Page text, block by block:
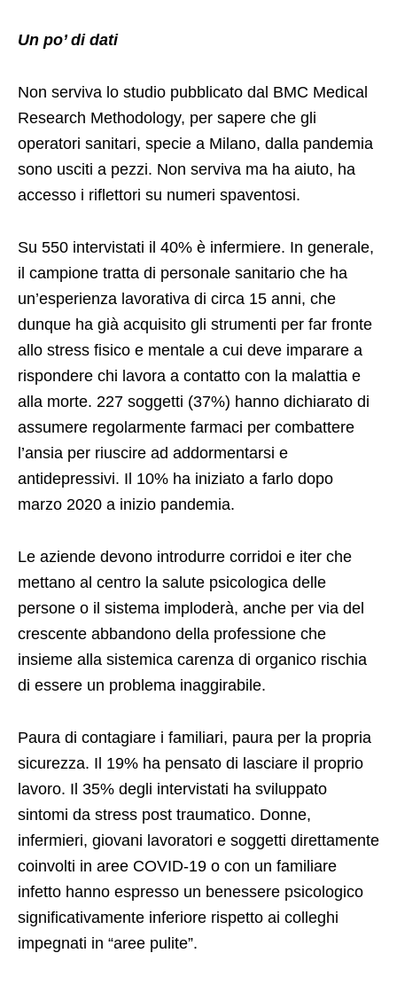
Un po’ di dati
Non serviva lo studio pubblicato dal BMC Medical
Research Methodology, per sapere che gli
operatori sanitari, specie a Milano, dalla pandemia
sono usciti a pezzi. Non serviva ma ha aiuto, ha
accesso i riflettori su numeri spaventosi.
Su 550 intervistati il 40% è infermiere. In generale,
il campione tratta di personale sanitario che ha
un’esperienza lavorativa di circa 15 anni, che
dunque ha già acquisito gli strumenti per far fronte
allo stress fisico e mentale a cui deve imparare a
rispondere chi lavora a contatto con la malattia e
alla morte. 227 soggetti (37%) hanno dichiarato di
assumere regolarmente farmaci per combattere
l’ansia per riuscire ad addormentarsi e
antidepressivi. Il 10% ha iniziato a farlo dopo
marzo 2020 a inizio pandemia.
Le aziende devono introdurre corridoi e iter che
mettano al centro la salute psicologica delle
persone o il sistema imploderà, anche per via del
crescente abbandono della professione che
insieme alla sistemica carenza di organico rischia
di essere un problema inaggirabile.
Paura di contagiare i familiari, paura per la propria
sicurezza. Il 19% ha pensato di lasciare il proprio
lavoro. Il 35% degli intervistati ha sviluppato
sintomi da stress post traumatico. Donne,
infermieri, giovani lavoratori e soggetti direttamente
coinvolti in aree COVID-19 o con un familiare
infetto hanno espresso un benessere psicologico
significativamente inferiore rispetto ai colleghi
impegnati in “aree pulite”.